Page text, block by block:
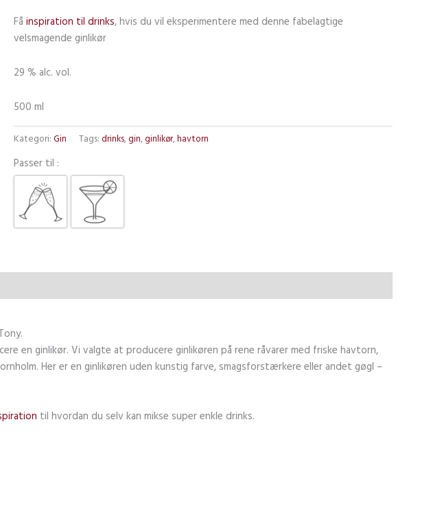
Få inspiration til drinks, hvis du vil eksperimentere med denne fabelagtige
velsmagende ginlikør
29 % alc. vol.
500 ml
Kategori:Gin Tags:drinks,gin,ginlikør,havtorn
Passer til :
en ginlikør. Vi valgte at producere ginlikøren på rene råvarer med friske havtorn,
Her er en ginlikøren uden kunstig farve, smagsforstærkere eller andet gøgl –
til hvordan du selv kan mikse super enkle drinks.